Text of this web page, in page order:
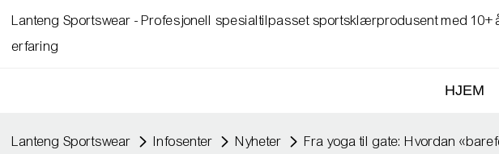
Lanteng Sportswear - Profesjonell spesialtilpasset sportsklærprodusent med 10+
erfaring
HJEM
Lanteng Sportswear Infosenter Nyheter Fra yoga til gate: Hvordan